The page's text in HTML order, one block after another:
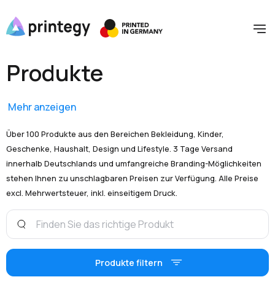
Produkte
Mehr anzeigen
Über 100 Produkte aus den Bereichen Bekleidung, Kinder,
Geschenke, Haushalt, Design und Lifestyle. 3 Tage Versand
innerhalb Deutschlands und umfangreiche Branding-Möglichkeiten
stehen Ihnen zu unschlagbaren Preisen zur Verfügung. Alle Preise
excl. Mehrwertsteuer, inkl. einseitigem Druck.
Produkte filtern